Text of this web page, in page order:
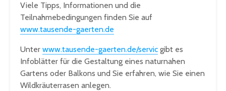
Viele Tipps, Informationen und die
Teilnahmebedingungen finden Sie auf
www.tausende-gaerten.de
Unter www.tausende-gaerten.de/servic gibt es
Infoblätter für die Gestaltung eines naturnahen
Gartens oder Balkons und Sie erfahren, wie Sie einen
Wildkräuterrasen anlegen.